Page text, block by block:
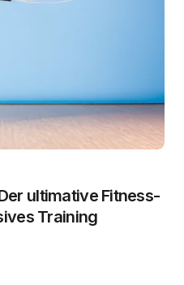
ultimative Fitness-
Training